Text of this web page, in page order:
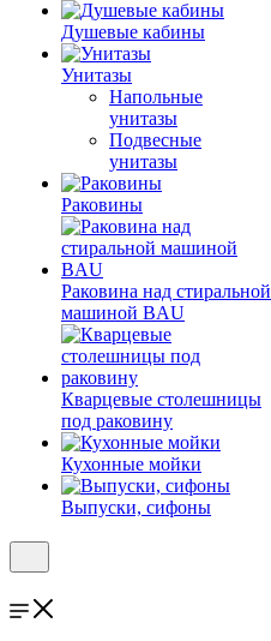
Душевые кабины
Унитазы
Напольные
унитазы
Подвесные
унитазы
Раковины
Раковина над стиральной
машиной BAU
Кварцевые столешницы
под раковину
Кухонные мойки
Выпуски, сифоны